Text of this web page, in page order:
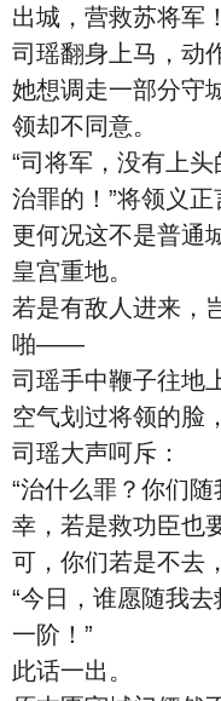
出城，营救苏将军
司瑶翻身上马，动
她想调走一部分守
领却不同意。
“司将军，没有上
治罪的！”将领义正
更何况这不是普通
皇宫重地。
若是有敌人进来，
啪——
司瑶手中鞭子往地
空气划过将领的脸
司瑶大声呵斥：
“治什么罪？你们
幸，若是救功臣也
可，你们若是不去
“今日，谁愿随我
一阶！”
此话一出。